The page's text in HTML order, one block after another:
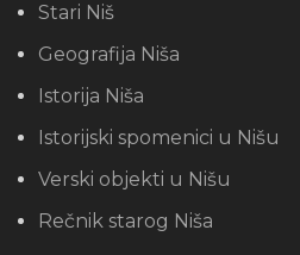
Stari Niš
Geografija Niša
Istorija Niša
Istorijski spomenici u Nišu
Verski objekti u Nišu
Rečnik starog Niša